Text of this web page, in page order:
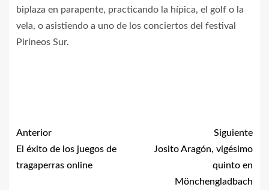
biplaza en parapente, practicando la hípica, el golf o la
vela, o asistiendo a uno de los conciertos del festival
Pirineos Sur.
Anterior
El éxito de los juegos de
tragaperras online
Siguiente
Josito Aragón, vigésimo
quinto en
Mönchengladbach